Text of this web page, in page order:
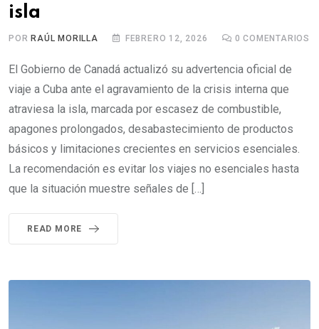
isla
POR RAÚL MORILLA FEBRERO 12, 2026 0 COMENTARIOS
El Gobierno de Canadá actualizó su advertencia oficial de
viaje a Cuba ante el agravamiento de la crisis interna que
atraviesa la isla, marcada por escasez de combustible,
apagones prolongados, desabastecimiento de productos
básicos y limitaciones crecientes en servicios esenciales.
La recomendación es evitar los viajes no esenciales hasta
que la situación muestre señales de […]
READ MORE